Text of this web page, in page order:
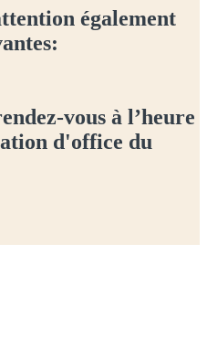
également
vous à l’heure
d'office du